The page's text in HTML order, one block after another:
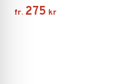
fr. 275 kr